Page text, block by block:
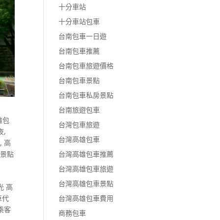
包
,
,高
點
高
代
客
十分車站
十分車站包車
台南包車一日遊
台南包車推薦
台南包車旅遊價格
台南包車景點
台南包車私房景點
台南旅遊包車
台灣包車旅遊
台灣高雄包車
台灣高雄包車推薦
台灣高雄包車旅遊
台灣高雄包車景點
台灣高雄包車費用
商務包車